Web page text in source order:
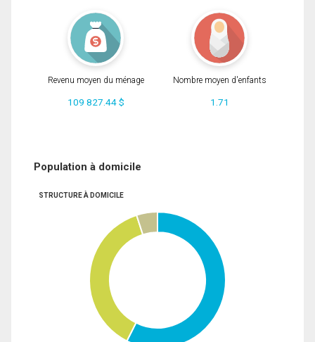
Revenu moyen du ménage
109 827.44 $
Nombre moyen d'enfants
1.71
Population à domicile
STRUCTURE À DOMICILE